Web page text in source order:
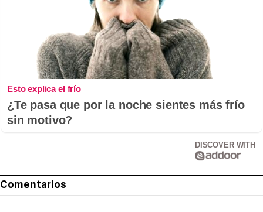
Esto explica el frío
¿Te pasa que por la noche sientes más frío
sin motivo?
DISCOVER WITH
Comentarios